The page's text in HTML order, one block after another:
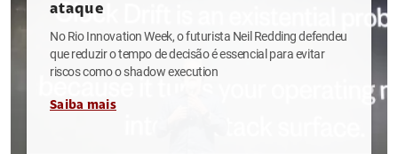
ataque
No Rio Innovation Week, o futurista Neil Redding defendeu
que reduzir o tempo de decisão é essencial para evitar
riscos como o shadow execution
Saiba mais